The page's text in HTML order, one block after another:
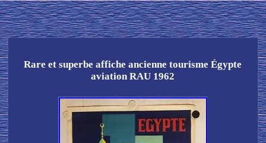
Rare et superbe affiche ancienne tourisme Égypte
aviation RAU 1962